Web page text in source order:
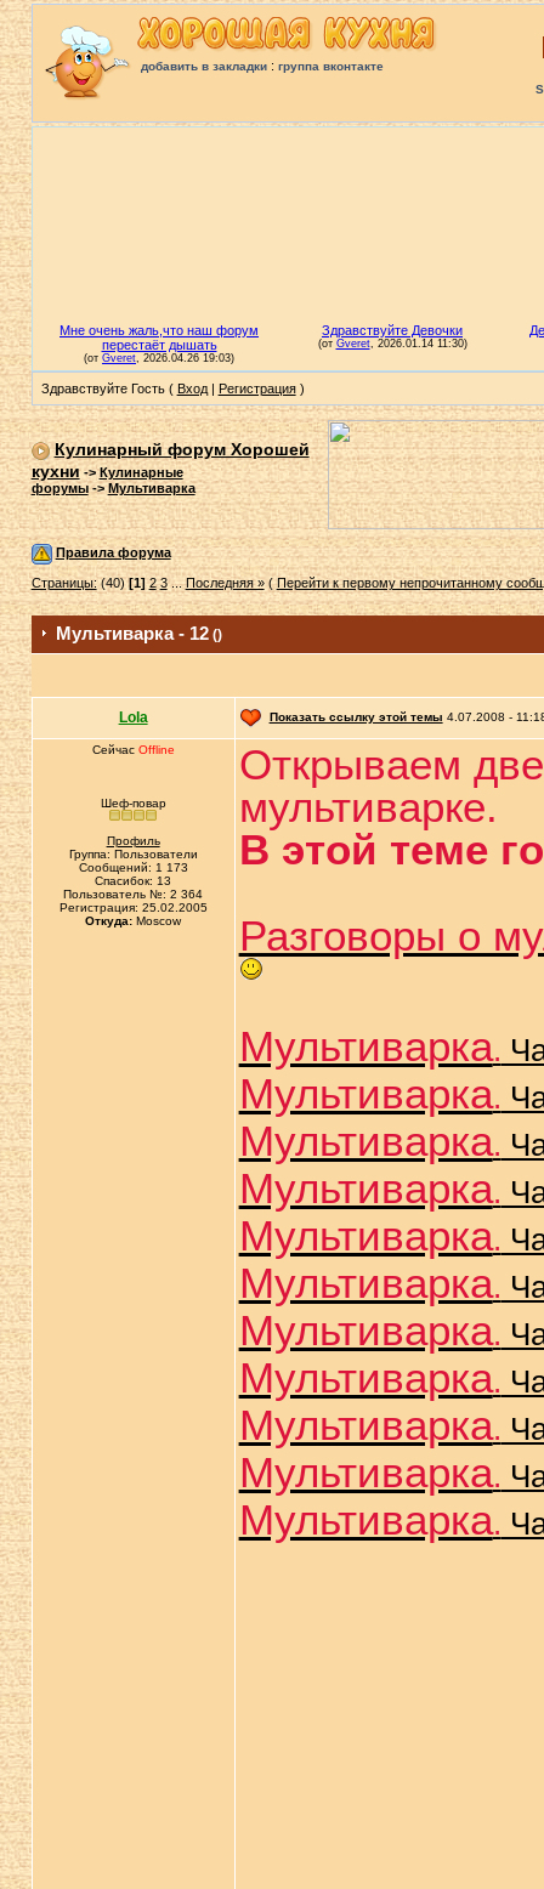
добавить в закладки: группа вконтакте
Здравствуйте Гость ( Вход| Регистрация)
Кулинарный форум Хорошей
кухни->Кулинарные
форумы->Мультиварка
Правила форума
Страницы:(40)[1] 2 3...Последняя »(Перейти к первому непрочитанному
Мультиварка - 12()
Lola Показать ссылку этой темы 4.07.2008 -
Сейчас Offline
Шеф-повар
Профиль
Группа: Пользователи
Сообщений: 1 173
Спасибок: 13
Пользователь №: 2 364
Регистрация: 25.02.2005
Откуда: Moscow
Открываем
мультиварке.
В этой теме
Разговоры о
Мультиварка.
Мультиварка.
Мультиварка.
Мультиварка.
Мультиварка.
Мультиварка.
Мультиварка.
Мультиварка.
Мультиварка.
Мультиварка.
Мультиварка.